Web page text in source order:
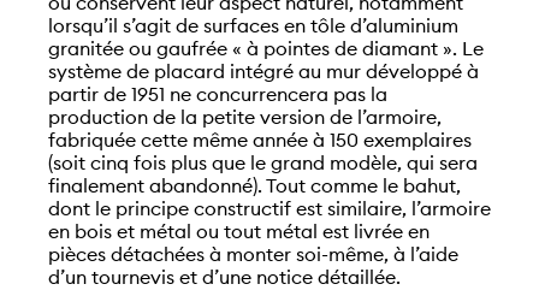
lorsqu’il s’agit de surfaces en tôle d’aluminium
granitée ou gaufrée « à pointes de diamant ». Le
système de placard intégré au mur développé à
partir de 1951 ne concurrencera pas la
production de la petite version de l’armoire,
fabriquée cette même année à 150 exemplaires
(soit cinq fois plus que le grand modèle, qui sera
finalement abandonné). Tout comme le bahut,
dont le principe constructif est similaire, l’armoire
en bois et métal ou tout métal est livrée en
pièces détachées à monter soi-même, à l’aide
d’un tournevis et d’une notice détaillée.